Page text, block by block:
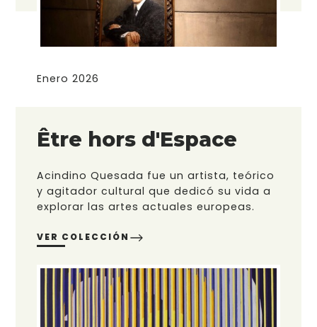
Enero 2026
Être hors d'Espace
Acindino Quesada fue un artista, teórico
y agitador cultural que dedicó su vida a
explorar las artes actuales europeas.
VER COLECCIÓN